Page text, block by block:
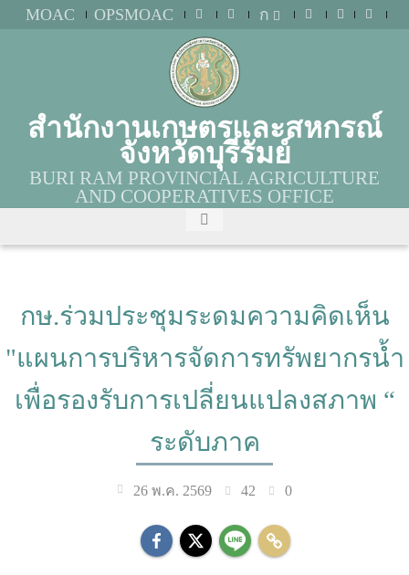
MOAC OPSMOAC ก
สำนักงานเกษตรและสหกรณ์
จังหวัดบุรีรัมย์
BURI RAM PROVINCIAL AGRICULTURE
AND COOPERATIVES OFFICE
กษ.ร่วมประชุมระดมความคิดเห็น
"แผนการบริหารจัดการทรัพยากรน้ำ
เพื่อรองรับการเปลี่ยนแปลงสภาพ “
ระดับภาค
26 พ.ค. 2569 42 0